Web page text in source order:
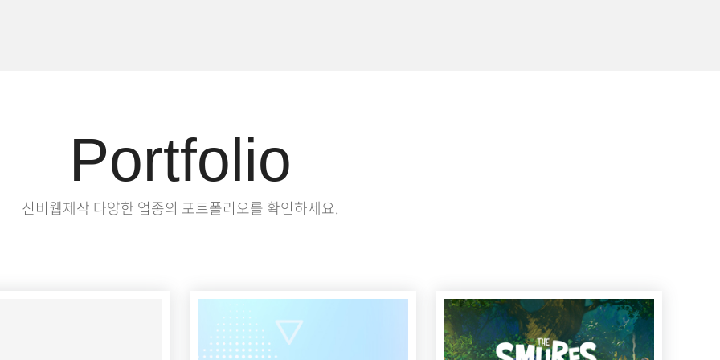
Portfolio
신비웹제작 다양한 업종의 포트폴리오를 확인하세요.